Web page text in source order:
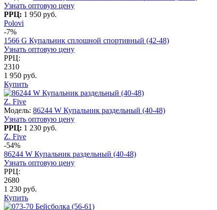
Узнать оптовую цену
РРЦ: 1 950 руб.
Polovi
-7%
1566 G Купальник сплошной спортивный (42-48)
Узнать оптовую цену
РРЦ:
2310
1 950 руб.
Купить
Z. Five
Модель: 86244 W Купальник раздельный (40-48)
Узнать оптовую цену
РРЦ: 1 230 руб.
Z. Five
-54%
86244 W Купальник раздельный (40-48)
Узнать оптовую цену
РРЦ:
2680
1 230 руб.
Купить